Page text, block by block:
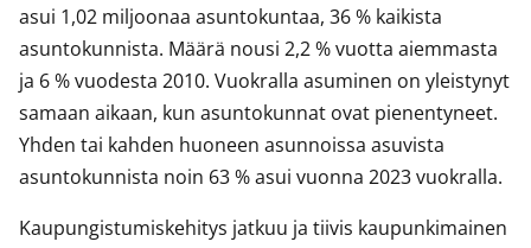
asui 1,02 miljoonaa asuntokuntaa, 36 % kaikista
asuntokunnista. Määrä nousi 2,2 % vuotta aiemmasta
ja 6 % vuodesta 2010. Vuokralla asuminen on yleistynyt
samaan aikaan, kun asuntokunnat ovat pienentyneet.
Yhden tai kahden huoneen asunnoissa asuvista
asuntokunnista noin 63 % asui vuonna 2023 vuokralla.
Kaupungistumiskehitys jatkuu ja tiivis kaupunkimainen